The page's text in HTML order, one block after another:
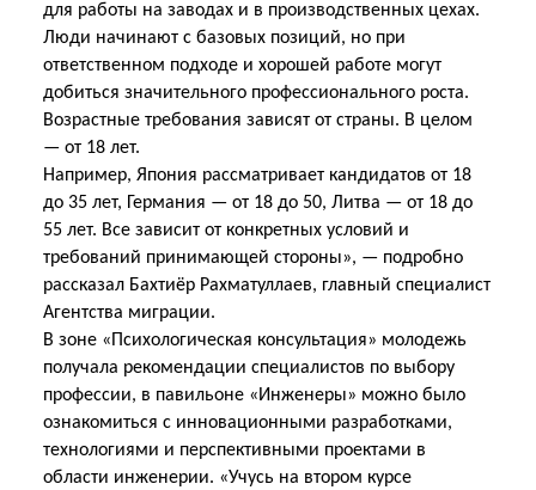
для работы на заводах и в производственных цехах.
Люди начинают с базовых позиций, но при
ответственном подходе и хорошей работе могут
добиться значительного профессионального роста.
Возрастные требования зависят от страны. В целом
— от 18 лет.
Например, Япония рассматривает кандидатов от 18
до 35 лет, Германия — от 18 до 50, Литва — от 18 до
55 лет. Все зависит от конкретных условий и
требований принимающей стороны», — подробно
рассказал Бахтиёр Рахматуллаев, главный специалист
Агентства миграции.
В зоне «Психологическая консультация» молодежь
получала рекомендации специалистов по выбору
профессии, в павильоне «Инженеры» можно было
ознакомиться с инновационными разработками,
технологиями и перспективными проектами в
области инженерии. «Учусь на втором курсе